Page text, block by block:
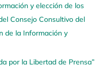
y elección de los
Consejo Consultivo del
de la Información y
por la Libertad de Prensa”